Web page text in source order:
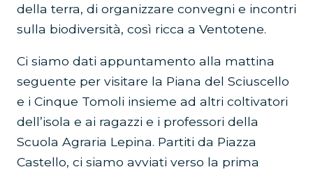
della terra, di organizzare convegni e incontri
sulla biodiversità, così ricca a Ventotene.
Ci siamo dati appuntamento alla mattina
seguente per visitare la Piana del Sciuscello
e i Cinque Tomoli insieme ad altri coltivatori
dell’isola e ai ragazzi e i professori della
Scuola Agraria Lepina. Partiti da Piazza
Castello, ci siamo avviati verso la prima